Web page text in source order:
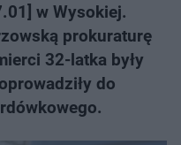
w Wysokiej.
prokuraturę
32-latka były
do